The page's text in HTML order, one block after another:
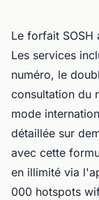
Le forfait
Les services
numéro, le
consultation du
mode
détaillée sur
avec cette
en illimité via
000 hotspots